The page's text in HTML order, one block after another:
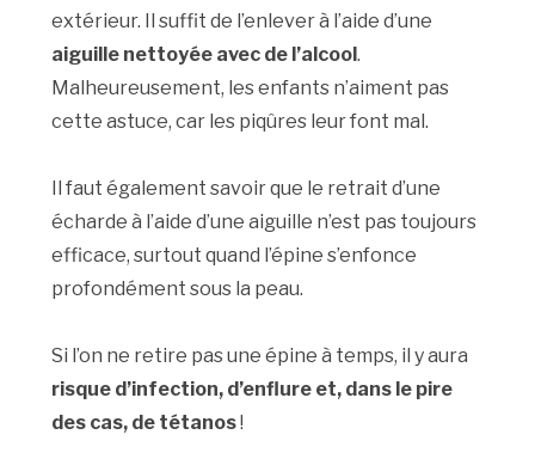
extérieur. Il suffit de l’enlever à l’aide d’une
aiguille nettoyée avec de l’alcool.
Malheureusement, les enfants n’aiment pas
cette astuce, car les piqûres leur font mal.
Il faut également savoir que le retrait d’une
écharde à l’aide d’une aiguille n’est pas toujours
efficace, surtout quand l’épine s’enfonce
profondément sous la peau.
Si l’on ne retire pas une épine à temps, il y aura
risque d’infection, d’enflure et, dans le pire
des cas, de tétanos!